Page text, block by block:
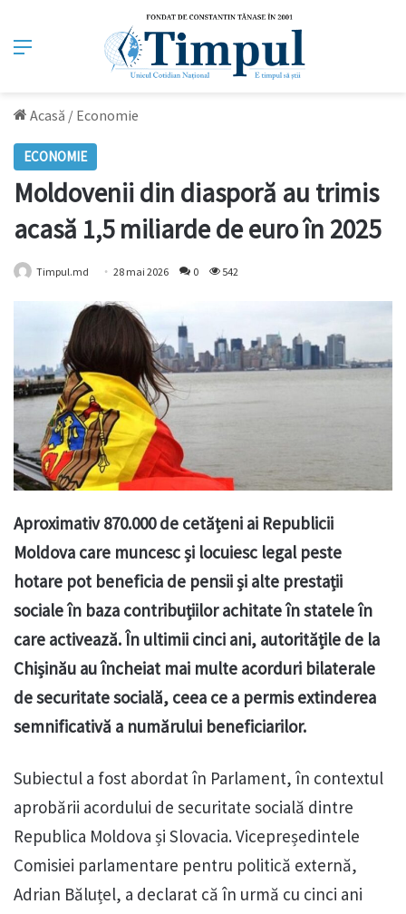
Meniu
Acasă / Economie
ECONOMIE
Moldovenii din diasporă au trimis
acasă 1,5 miliarde de euro în 2025
Timpul.md 28 mai 2026 0 542
Aproximativ 870.000 de cetățeni ai Republicii
Moldova care muncesc și locuiesc legal peste
hotare pot beneficia de pensii și alte prestații
sociale în baza contribuțiilor achitate în statele în
care activează. În ultimii cinci ani, autoritățile de la
Chișinău au încheiat mai multe acorduri bilaterale
de securitate socială, ceea ce a permis extinderea
semnificativă a numărului beneficiarilor.
Subiectul a fost abordat în Parlament, în contextul
aprobării acordului de securitate socială dintre
Republica Moldova și Slovacia. Vicepreședintele
Comisiei parlamentare pentru politică externă,
Adrian Băluțel, a declarat că în urmă cu cinci ani